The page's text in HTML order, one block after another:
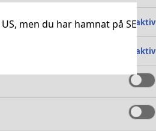
men du har hamnat på SE
Alltid aktiv
Alltid aktiv